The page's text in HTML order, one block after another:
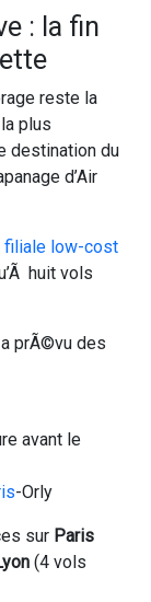
: la fin
reste la
plus
destination du
d’Air
filiale low-cost
huit vols
prÃ©vu des
avant le
-Orly
sur Paris
(4 vols